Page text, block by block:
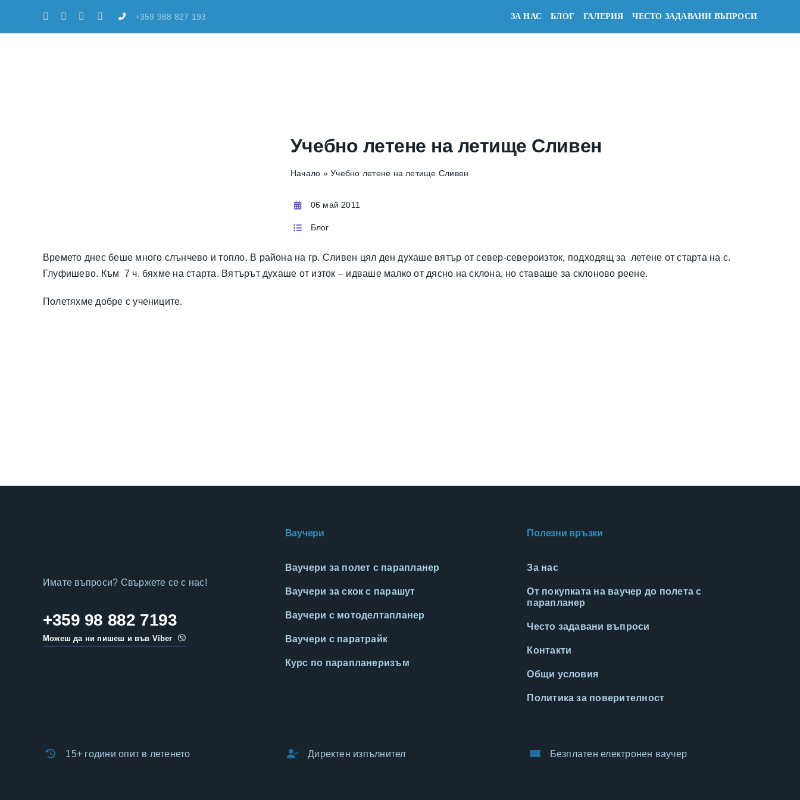
+359 988 827 193 ЗА НАС БЛОГ ГАЛЕРИЯ ЧЕСТО ЗАДАВАНИ ВЪПРОСИ
Учебно летене на летище Сливен
Начало »Учебно летене на летище Сливен
06 май 2011
Блог
Времето днес беше много слънчево и топло. В района на гр. Сливен цял ден духаше вятър от север-североизток, подходящ за летене от старта на с.
Глуфишево. Към 7 ч. бяхме на старта. Вятърът духаше от изток – идваше малко от дясно на склона, но ставаше за склоново реене.
Полетяхме добре с учениците.
Имате въпроси? Свържете се с нас!
+359 98 882 7193
Можеш да ни пишеш и във Viber
Ваучери
Ваучери за полет с парапланер
Ваучери за скок с парашут
Ваучери с мотоделтапланер
Ваучери с паратрайк
Курс по парапланеризъм
Полезни връзки
За нас
От покупката на ваучер до полета с
парапланер
Често задавани въпроси
Контакти
Общи условия
Политика за поверителност
15+ години опит в летенето Директен изпълнител Безплатен електронен ваучер